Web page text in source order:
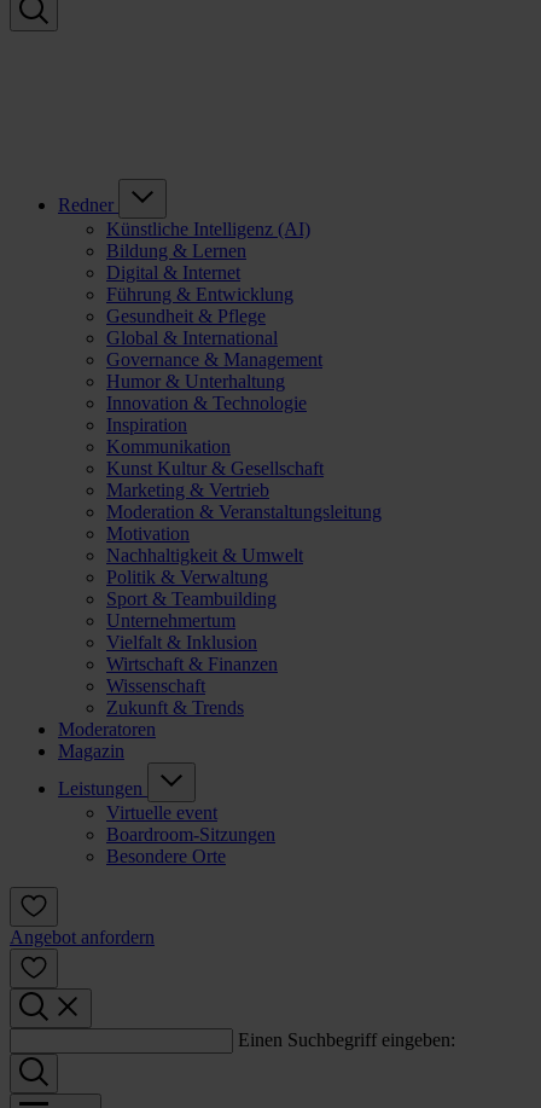
Redner
Künstliche Intelligenz (AI)
Bildung & Lernen
Digital & Internet
Führung & Entwicklung
Gesundheit & Pflege
Global & International
Governance & Management
Humor & Unterhaltung
Innovation & Technologie
Inspiration
Kommunikation
Kunst Kultur & Gesellschaft
Marketing & Vertrieb
Moderation & Veranstaltungsleitung
Motivation
Nachhaltigkeit & Umwelt
Politik & Verwaltung
Sport & Teambuilding
Unternehmertum
Vielfalt & Inklusion
Wirtschaft & Finanzen
Wissenschaft
Zukunft & Trends
Moderatoren
Magazin
Leistungen
Virtuelle event
Boardroom-Sitzungen
Besondere Orte
Angebot anfordern
Einen Suchbegriff eingeben: